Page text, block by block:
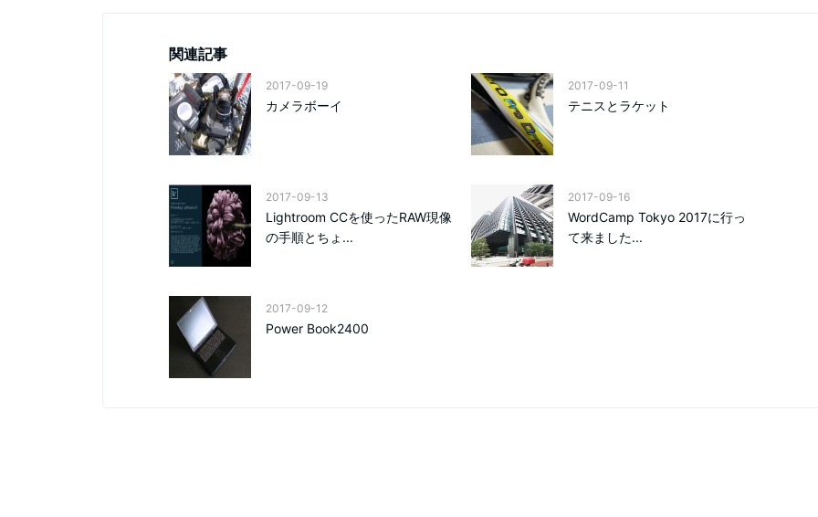
関連記事
2017-09-19
カメラボーイ
2017-09-11
テニスとラケット
2017-09-13
Lightroom CCを使ったRAW現像
の手順とちょ...
2017-09-16
WordCamp Tokyo 2017に行っ
て来ました...
2017-09-12
Power Book2400